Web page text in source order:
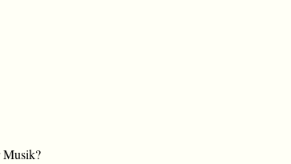
Musik?